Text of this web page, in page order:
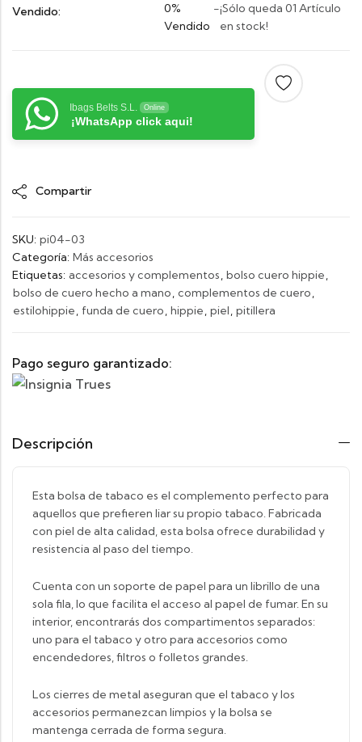
Vendido:
0%
Vendido
-¡Sólo queda 01 Artículo
en stock!
Ibags Belts S.L. Online
¡WhatsApp click aqui!
Compartir
SKU: pi04-03
Categoría: Más accesorios
Etiquetas: accesorios y complementos, bolso cuero hippie,
bolso de cuero hecho a mano, complementos de cuero,
estilohippie, funda de cuero, hippie, piel, pitillera
Pago seguro garantizado:
Descripción
Esta bolsa de tabaco es el complemento perfecto para
aquellos que prefieren liar su propio tabaco. Fabricada
con piel de alta calidad, esta bolsa ofrece durabilidad y
resistencia al paso del tiempo.
Cuenta con un soporte de papel para un librillo de una
sola fila, lo que facilita el acceso al papel de fumar. En su
interior, encontrarás dos compartimentos separados:
uno para el tabaco y otro para accesorios como
encendedores, filtros o folletos grandes.
Los cierres de metal aseguran que el tabaco y los
accesorios permanezcan limpios y la bolsa se
mantenga cerrada de forma segura.